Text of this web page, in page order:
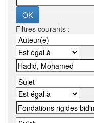
Filtres courants :